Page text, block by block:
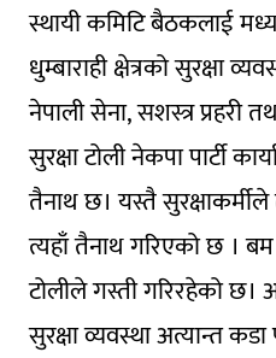
स्थायी कमिटि बैठकलाई
धुम्बाराही क्षेत्रको सुरक्षा
नेपाली सेना, सशस्त्र प्रहरी
सुरक्षा टोली नेकपा पार्टी
तैनाथ छ। यस्तै
त्यहाँ तैनाथ गरिएको छ ।
टोलीले गस्ती गरिरहेको छ।
सुरक्षा व्यवस्था अत्यान्त